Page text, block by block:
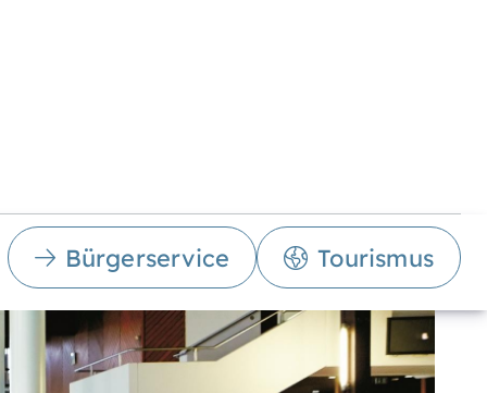
Bürgerservice Tourismus